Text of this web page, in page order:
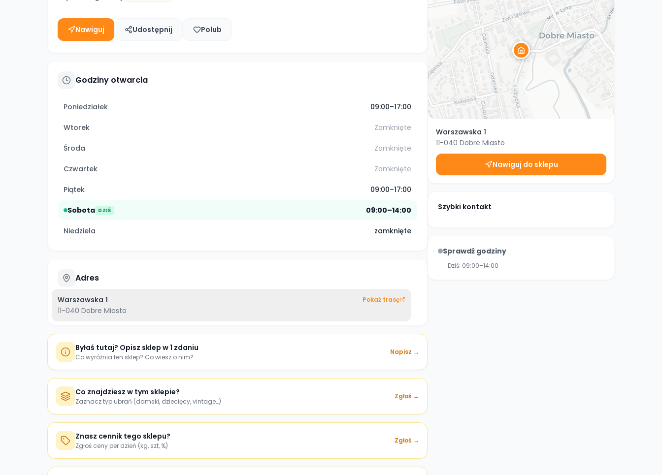
Nawiguj Udostępnij Polub
Godziny otwarcia
Poniedziałek 09:00–17:00
Wtorek Zamknięte
Środa Zamknięte
Czwartek Zamknięte
Piątek 09:00–17:00
Sobota DZIŚ 09:00–14:00
Niedziela zamknięte
Adres
Warszawska 1
11-040 Dobre Miasto
Pokaż trasę
Byłaś tutaj? Opisz sklep w 1 zdaniu
Co wyróżnia ten sklep? Co wiesz o nim?
Napisz →
Co znajdziesz w tym sklepie?
Zaznacz typ ubrań (damski, dziecięcy, vintage…)
Zgłoś →
Znasz cennik tego sklepu?
Zgłoś ceny per dzień (kg, szt, %)
Zgłoś →
Warszawska 1
11-040 Dobre Miasto
Nawiguj do sklepu
Szybki kontakt
Sprawdź godziny
Dziś: 09:00–14:00